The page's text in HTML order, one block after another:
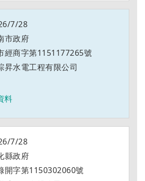
7/28
市政府
經商字第1151177265號
昇水電工程有限公司
料
7/28
縣政府
開字第1150302060號